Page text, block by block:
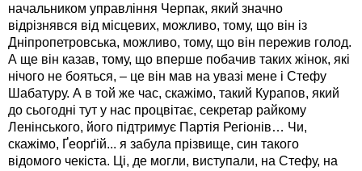
начальником управління Черпак, який значно
відрізнявся від місцевих, можливо, тому, що він із
Дніпропетровська, можливо, тому, що він пережив голод.
А ще він казав, тому, що вперше побачив таких жінок, які
нічого не бояться, – це він мав на увазі мене і Стефу
Шабатуру. А в той же час, скажімо, такий Курапов, який
до сьогодні тут у нас процвітає, секретар райкому
Ленінського, його підтримує Партія Регіонів… Чи,
скажімо, Ґеорґій... я забула прізвище, син такого
відомого чекіста. Ці, де могли, виступали, на Стефу, на